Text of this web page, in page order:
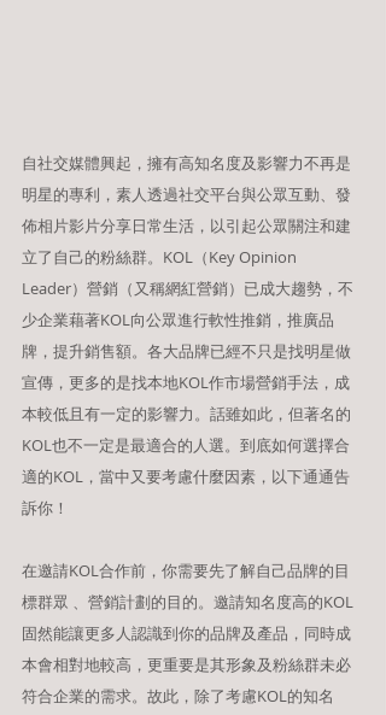
自社交媒體興起，擁有高知名度及影響力不再是
明星的專利，素人透過社交平台與公眾互動、發
佈相片影片分享日常生活，以引起公眾關注和建
立了自己的粉絲群。KOL（Key Opinion
Leader）營銷（又稱網紅營銷）已成大趨勢，不
少企業藉著KOL向公眾進行軟性推銷，推廣品
牌，提升銷售額。各大品牌已經不只是找明星做
宣傳，更多的是找本地KOL作市場營銷手法，成
本較低且有一定的影響力。話雖如此，但著名的
KOL也不一定是最適合的人選。到底如何選擇合
適的KOL，當中又要考慮什麼因素，以下通通告
訴你！
在邀請KOL合作前，你需要先了解自己品牌的目
標群眾 、營銷計劃的目的。邀請知名度高的KOL
固然能讓更多人認識到你的品牌及產品，同時成
本會相對地較高，更重要是其形象及粉絲群未必
符合企業的需求。故此，除了考慮KOL的知名